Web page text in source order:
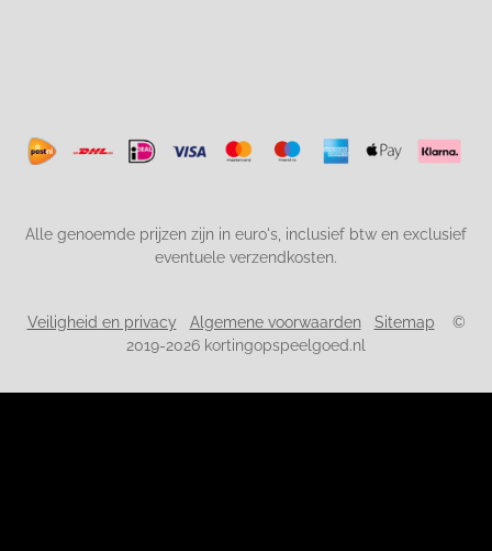
Alle genoemde prijzen zijn in euro's, inclusief btw en exclusief
eventuele verzendkosten.
Veiligheid en privacy Algemene voorwaarden Sitemap ©
2019-2026 kortingopspeelgoed.nl